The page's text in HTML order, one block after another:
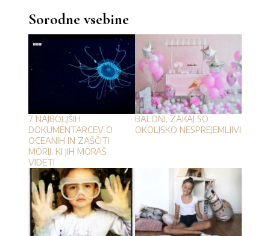
Sorodne vsebine
7 NAJBOLJŠIH
DOKUMENTARCEV O
OCEANIH IN ZAŠČITI
MORIJ, KI JIH MORAŠ
VIDETI
BALONI, ZAKAJ SO
OKOLJSKO NESPREJEMLJIVI